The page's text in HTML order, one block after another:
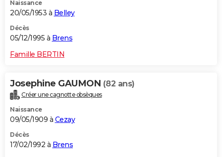
Naissance
20/05/1953 à Belley
Décès
05/12/1995 à Brens
Famille BERTIN
Josephine GAUMON (82 ans)
Créer une cagnotte obsèques
Naissance
09/05/1909 à Cezay
Décès
17/02/1992 à Brens